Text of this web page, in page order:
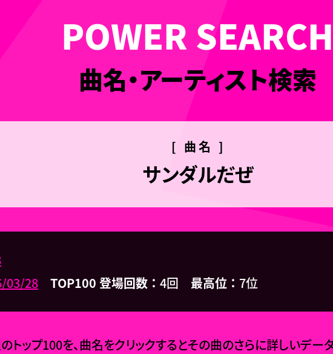
曲名・アーティスト検索
[ 曲名 ]
サンダルだぜ
03/28 TOP100 登場回数 4回 最高位 7位
トップ100を、曲名をクリックするとその曲のさらに詳しいデー